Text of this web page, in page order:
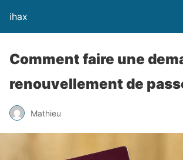
ihax
Comment faire une
renouvellement de
Mathieu